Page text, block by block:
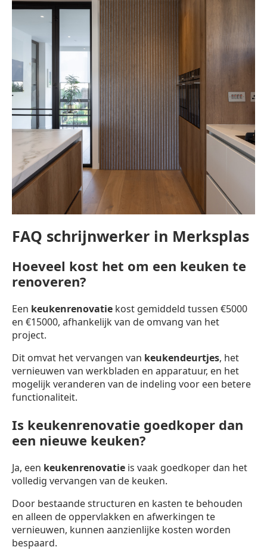
FAQ schrijnwerker in Merksplas
Hoeveel kost het om een keuken te
renoveren?
Een keukenrenovatie kost gemiddeld tussen €5000
en €15000, afhankelijk van de omvang van het
project.
Dit omvat het vervangen van keukendeurtjes, het
vernieuwen van werkbladen en apparatuur, en het
mogelijk veranderen van de indeling voor een betere
functionaliteit.
Is keukenrenovatie goedkoper dan
een nieuwe keuken?
Ja, een keukenrenovatie is vaak goedkoper dan het
volledig vervangen van de keuken.
Door bestaande structuren en kasten te behouden
en alleen de oppervlakken en afwerkingen te
vernieuwen, kunnen aanzienlijke kosten worden
bespaard.